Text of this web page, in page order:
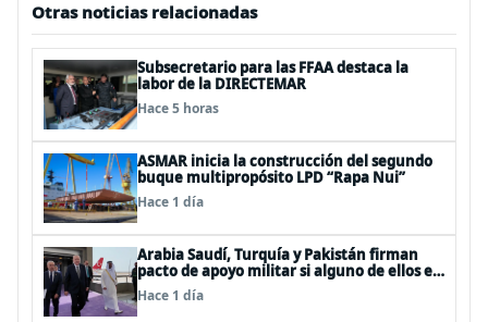
Otras noticias relacionadas
Subsecretario para las FFAA destaca la
labor de la DIRECTEMAR
Hace 5 horas
ASMAR inicia la construcción del segundo
buque multipropósito LPD “Rapa Nui”
Hace 1 día
Arabia Saudí, Turquía y Pakistán firman
pacto de apoyo militar si alguno de ellos es
atacado
Hace 1 día